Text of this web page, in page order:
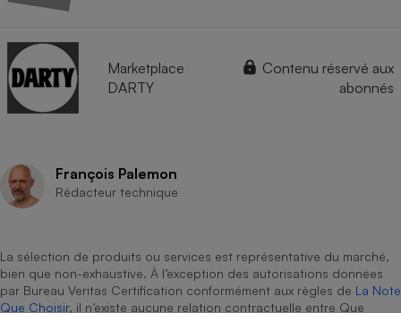
Marketplace
DARTY
Contenu réservé aux
abonnés
François Palemon
Rédacteur technique
La sélection de produits ou services est représentative du marché,
bien que non-exhaustive. À l’exception des autorisations données
par Bureau Veritas Certification conformément aux règles de La Note
Que Choisir, il n’existe aucune relation contractuelle entre Que